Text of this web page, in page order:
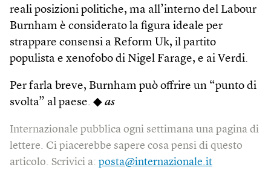
reali posizioni politiche, ma all’interno del Labour
Burnham è considerato la figura ideale per
strappare consensi a Reform Uk, il partito
populista e xenofobo di Nigel Farage, e ai Verdi.
Per farla breve, Burnham può offrire un “punto di
svolta” al paese. ◆ as
Internazionale pubblica ogni settimana una pagina di
lettere. Ci piacerebbe sapere cosa pensi di questo
articolo. Scrivici a: posta@internazionale.it